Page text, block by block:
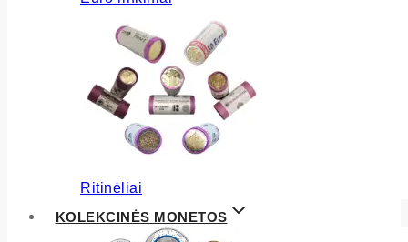
Ritinėliai
KOLEKCINĖS MONETOS